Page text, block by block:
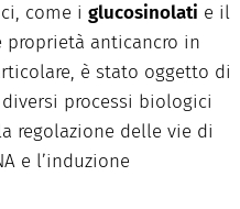
come i glucosinolati e il
proprietà anticancro in
è stato oggetto di
processi biologici
regolazione delle vie di
e l’induzione